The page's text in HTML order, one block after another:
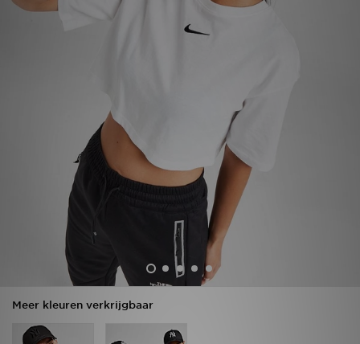
Meer kleuren verkrijgbaar
Sports
Bestelling traceren
Klantenservice
Download de app
Wie wij zijn